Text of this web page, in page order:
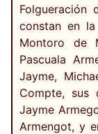
Folgueración
constan en
Montoro de
Pascuala
Jayme,
Compte, sus
Jayme
Armengot, y